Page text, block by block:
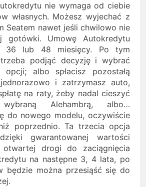
nie wymaga od ciebie
własnych. Możesz wyjechać z
Seatem nawet jeśli chwilowo nie
gotówki. Umowę Autokredytu
36 lub 48 miesięcy. Po tym
podjąć decyzję i wybrać
albo spłacisz pozostałą
i zatrzymasz auto,
na raty, żeby nadal cieszyć
Alehambrą, albo…
do nowego modelu, oczywiście
poprzednio. Ta trzecia opcja
gwarantowanej wartości
drogi do zaciągnięcia
na następne 3, 4 lata, po
będzie można przesiąść się do